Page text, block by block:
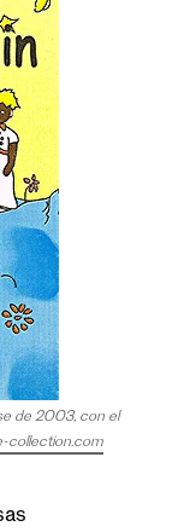
de 2003, con el
collection.com